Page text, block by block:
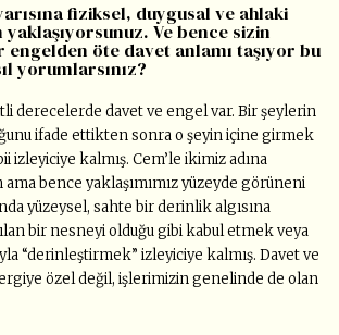
fiziksel, duygusal ve ahlaki
Ve bence sizin
öte davet anlamı taşıyor bu
yorumlarsınız?
derecelerde davet ve engel var. Bir şeylerin
ifade ettikten sonra o şeyin içine girmek
izleyiciye kalmış. Cem’le ikimiz adına
ama bence yaklaşımımız yüzeyde görüneni
yüzeysel, sahte bir derinlik algısına
bir nesneyi olduğu gibi kabul etmek veya
“derinleştirmek” izleyiciye kalmış. Davet ve
özel değil, işlerimizin genelinde de olan